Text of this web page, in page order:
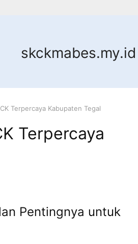
skckmabes.my.id
Terpercaya Kabupaten Tegal
Terpercaya
Pentingnya untuk